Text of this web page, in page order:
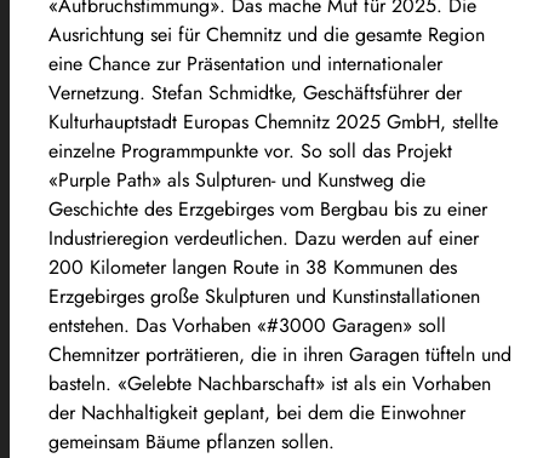
«Aufbruchstimmung». Das mache Mut für 2025. Die
Ausrichtung sei für Chemnitz und die gesamte Region
eine Chance zur Präsentation und internationaler
Vernetzung. Stefan Schmidtke, Geschäftsführer der
Kulturhauptstadt Europas Chemnitz 2025 GmbH, stellte
einzelne Programmpunkte vor. So soll das Projekt
«Purple Path» als Sulpturen- und Kunstweg die
Geschichte des Erzgebirges vom Bergbau bis zu einer
Industrieregion verdeutlichen. Dazu werden auf einer
200 Kilometer langen Route in 38 Kommunen des
Erzgebirges große Skulpturen und Kunstinstallationen
entstehen. Das Vorhaben «#3000 Garagen» soll
Chemnitzer porträtieren, die in ihren Garagen tüfteln und
basteln. «Gelebte Nachbarschaft» ist als ein Vorhaben
der Nachhaltigkeit geplant, bei dem die Einwohner
gemeinsam Bäume pflanzen sollen.